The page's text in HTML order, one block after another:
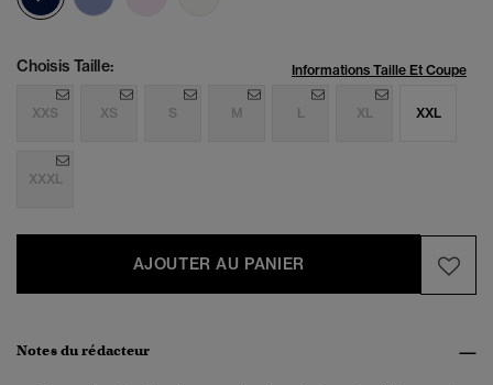
Choisis Taille: Informations Taille Et Coupe
XXS XS S M L XL XXL
XXXL
AJOUTER AU PANIER
Notes du rédacteur